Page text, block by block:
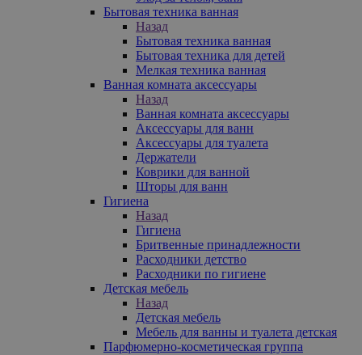
Бытовая техника ванная
Назад
Бытовая техника ванная
Бытовая техника для детей
Мелкая техника ванная
Ванная комната аксессуары
Назад
Ванная комната аксессуары
Аксессуары для ванн
Аксессуары для туалета
Держатели
Коврики для ванной
Шторы для ванн
Гигиена
Назад
Гигиена
Бритвенные принадлежности
Расходники детство
Расходники по гигиене
Детская мебель
Назад
Детская мебель
Мебель для ванны и туалета детская
Парфюмерно-косметическая группа